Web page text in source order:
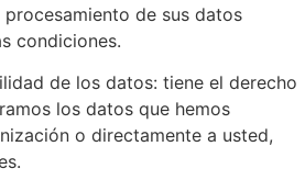
de sus datos
condiciones.
de los datos: tiene el derecho
los datos que hemos
o directamente a usted,